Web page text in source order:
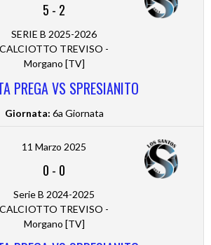
5 - 2
SERIE B 2025-2026
CALCIOTTO TREVISO -
Morgano [TV]
PREGA VS SPRESIANITO
Giornata: 6a Giornata
11 Marzo 2025
0 - 0
Serie B 2024-2025
CALCIOTTO TREVISO -
Morgano [TV]